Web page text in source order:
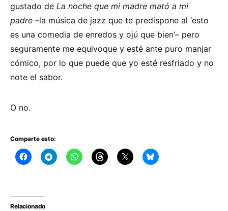
gustado de La noche que mi madre mató a mi
padre –la música de jazz que te predispone al ‘esto
es una comedia de enredos y ojú que bien’– pero
seguramente me equivoque y esté ante puro manjar
cómico, por lo que puede que yo esté resfriado y no
note el sabor.
O no.
Comparte esto:
Relacionado